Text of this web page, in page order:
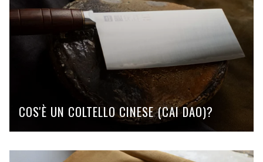
COS'È UN COLTELLO CINESE (CAI DAO)?